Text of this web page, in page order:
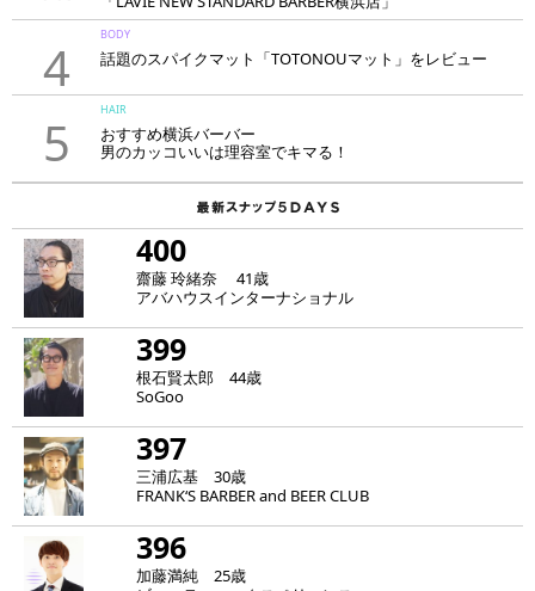
4
BODY
話題のスパイクマット「TOTONOUマット」をレビュー
5
HAIR
おすすめ横浜バーバー
男のカッコいいは理容室でキマる！
400
齋藤 玲緒奈 41歳
アバハウスインターナショナル
399
根石賢太郎 44歳
SoGoo
397
三浦広基 30歳
FRANK‘S BARBER and BEER CLUB
396
加藤満純 25歳